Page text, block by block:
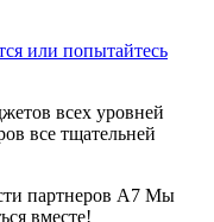
или попытайтесь
всех уровней
все тщательней
партнеров А7 Мы
вместе!